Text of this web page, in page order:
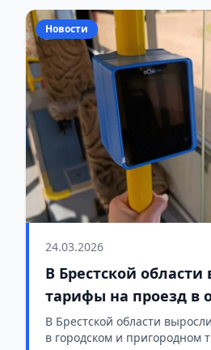
Новости
24.03.2026
В Брестской области
тарифы на проезд в
транспорте
В Брестской области
в городском и пригородном